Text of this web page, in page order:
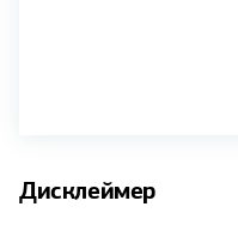
Дисклеймер